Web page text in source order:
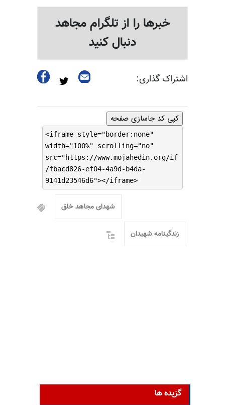
خبرها را از تلگرام مجاهد
دنبال کنید
اشتراک گذاری:
کپی کد جاسازی صفحه
<iframe style="border:none"
width="100%" scrolling="no"
src="https://www.mojahedin.org/if
/fbacd826-ef04-4a9d-b4da-
9141d23546d6"></iframe>
شهدای مجاهد خلق
زندگینامه شهیدان
گزیده ها